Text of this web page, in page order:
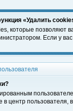
«Удалить
которые позволяют
Если у
центр пользователя,